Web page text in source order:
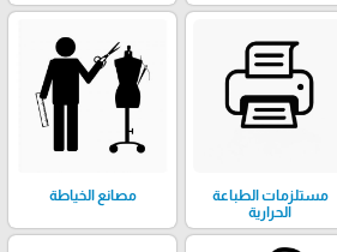
مستلزمات الطباعة
الحرارية
مصانع الخياطة